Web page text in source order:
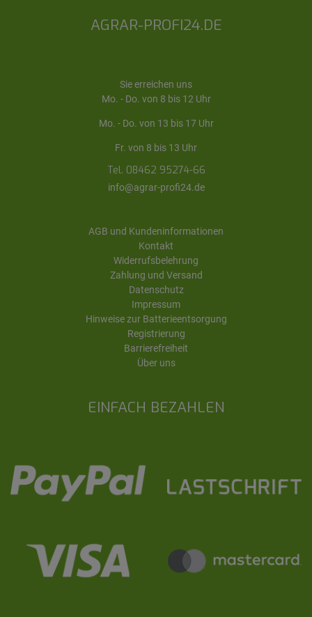
EINFACH BEZAHLEN
AGRAR-PROFI24.DE
Sie erreichen uns
Mo. - Do. von 8 bis 12 Uhr
Mo. - Do. von 13 bis 17 Uhr
Fr. von 8 bis 13 Uhr
Tel. 08462 95274-66
info@agrar-profi24.de
AGB und Kundeninformationen
Kontakt
Widerrufsbelehrung
Zahlung und Versand
Datenschutz
Impressum
Hinweise zur Batterieentsorgung
Registrierung
Barrierefreiheit
Über uns